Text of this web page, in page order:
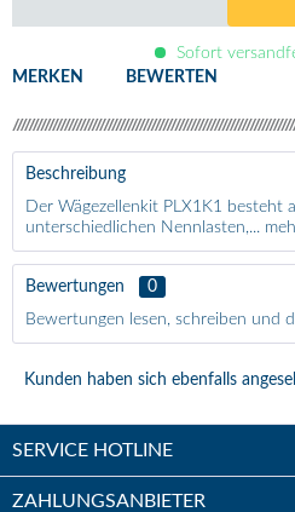
Sofort
MERKEN
BEWERTEN
Beschreibung
Der Wägezellenkit PLX1K1 besteht
unterschiedlichen Nennlasten,...
Bewertungen
0
Bewertungen lesen, schreiben und
Kunden haben sich ebenfalls
SERVICE HOTLINE
ZAHLUNGSANBIETER